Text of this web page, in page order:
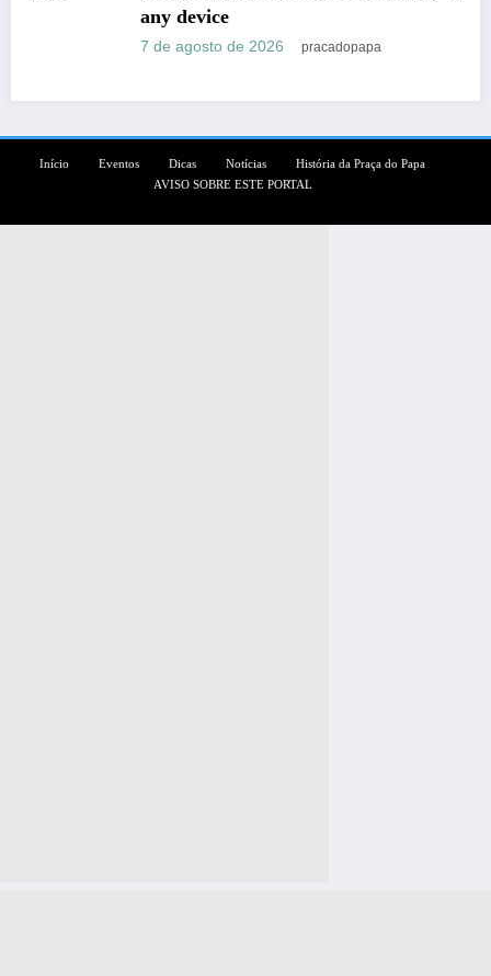
7 de agosto de 2026 pracadopapa
Início Eventos Dicas Notícias
História da Praça do Papa
AVISO SOBRE ESTE PORTAL